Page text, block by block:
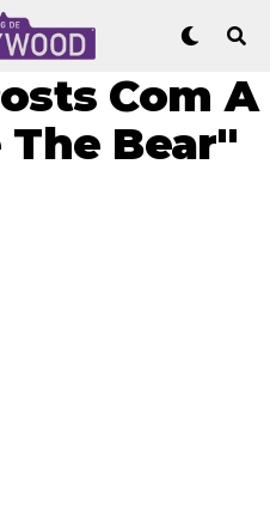
Com A
The Bear"